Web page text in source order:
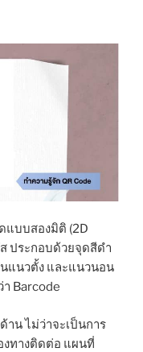
แบบสองมิติ (2D
ประกอบด้วยจุดสีดำ
แนวตั้ง และแนวนอน
Barcode
าน ไม่ว่าจะเป็นการ
งทางติดต่อ แผนที่